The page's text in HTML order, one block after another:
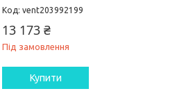
vent203992199
13 173 ₴
Під замовлення
Купити